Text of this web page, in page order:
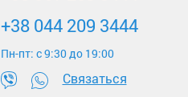
+38 044 209 3444
Пн-пт: c 9:30 до 19:00
Связаться